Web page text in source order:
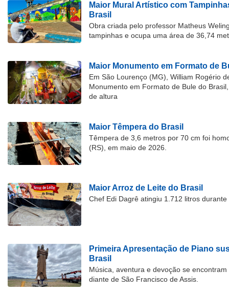
Maior Mural Artístico com
Brasil
Obra criada pelo professor Matheus
tampinhas e ocupa uma área de 36,74
Maior Monumento em Formato de
Em São Lourenço (MG), William Rogério
Monumento em Formato de Bule do
de altura
Maior Têmpera do Brasil
Têmpera de 3,6 metros por 70 cm foi
(RS), em maio de 2026.
Maior Arroz de Leite do Brasil
Chef Edi Dagrê atingiu 1.712 litros
Primeira Apresentação de Piano
Brasil
Música, aventura e devoção se
diante de São Francisco de Assis.